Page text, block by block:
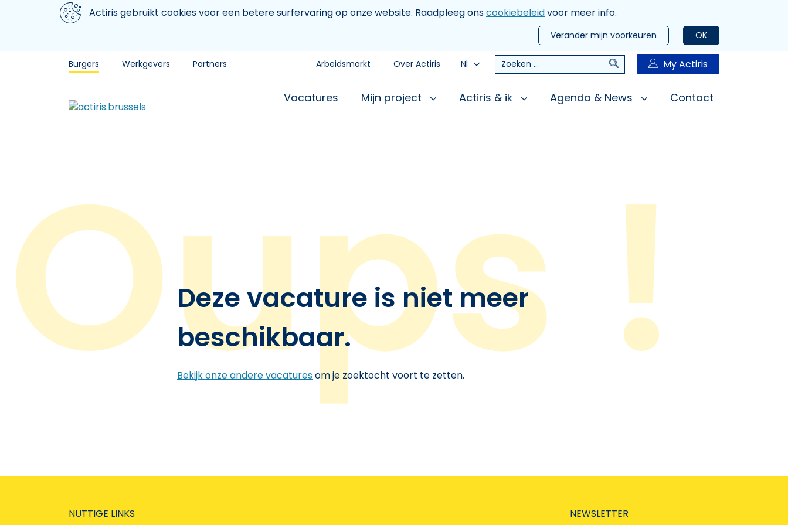
Aller au contenu principal
We gebruiken cookiesActiris gebruikt cookies voor een betere surfervaring op onze website. Raadpleeg onscookiebeleidvoor meer info.
OK
Verander mijn voorkeuren
Burgers Werkgevers Partners Arbeidsmarkt Over Actiris Nl Zoeken Zoeken My Actiris
Vacatures Mijn project Actiris & ik Agenda & News Contact
Deze vacature is niet meer
beschikbaar.
Bekijk onze andere vacaturesom je zoektocht voort te zetten.
NUTTIGE LINKS NEWSLETTER